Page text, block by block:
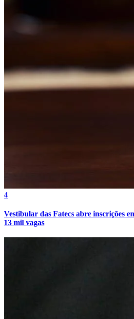
Cruzeiro
4
Vestibular das Fatecs abre inscrições
13 mil vagas